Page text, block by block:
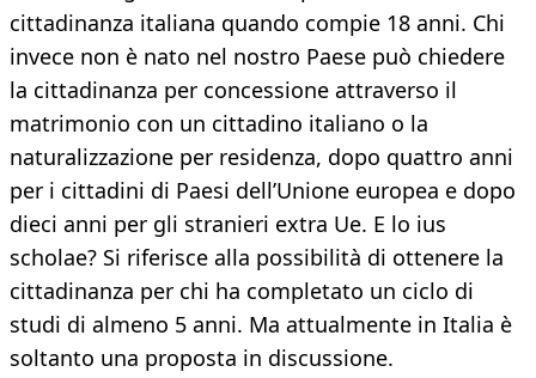
cittadinanza italiana quando compie 18 anni. Chi
invece non è nato nel nostro Paese può chiedere
la cittadinanza per concessione attraverso il
matrimonio con un cittadino italiano o la
naturalizzazione per residenza, dopo quattro anni
per i cittadini di Paesi dell’Unione europea e dopo
dieci anni per gli stranieri extra Ue. E lo ius
scholae? Si riferisce alla possibilità di ottenere la
cittadinanza per chi ha completato un ciclo di
studi di almeno 5 anni. Ma attualmente in Italia è
soltanto una proposta in discussione.